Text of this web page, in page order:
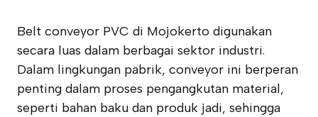
Belt conveyor PVC di Mojokerto digunakan
secara luas dalam berbagai sektor industri.
Dalam lingkungan pabrik, conveyor ini berperan
penting dalam proses pengangkutan material,
seperti bahan baku dan produk jadi, sehingga